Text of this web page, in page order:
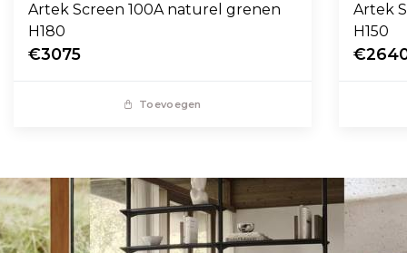
Artek Screen 100A naturel grenen
H180
€3075
Toevoegen
Artek
H150